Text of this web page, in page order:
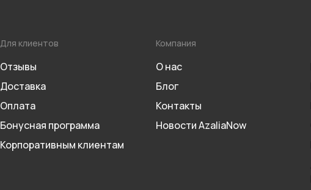
Для клиентов
Отзывы
Доставка
Оплата
Бонусная программа
Корпоративным клиентам
Компания
О нас
Блог
Контакты
Новости AzaliaNow